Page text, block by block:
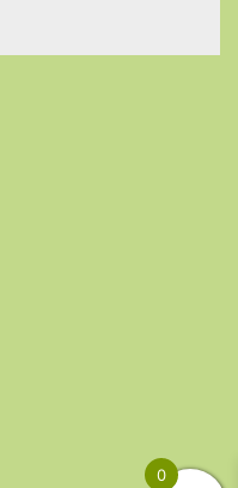
0